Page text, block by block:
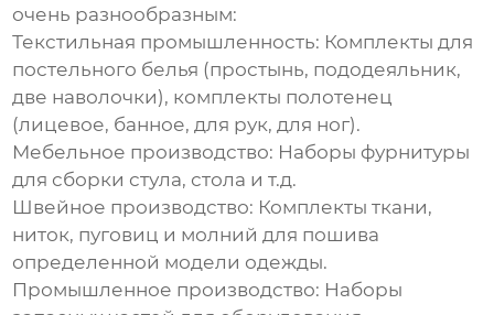
очень разнообразным:
Текстильная промышленность: Комплекты для
постельного белья (простынь, пододеяльник,
две наволочки), комплекты полотенец
(лицевое, банное, для рук, для ног).
Мебельное производство: Наборы фурнитуры
для сборки стула, стола и т.д.
Швейное производство: Комплекты ткани,
ниток, пуговиц и молний для пошива
определенной модели одежды.
Промышленное производство: Наборы